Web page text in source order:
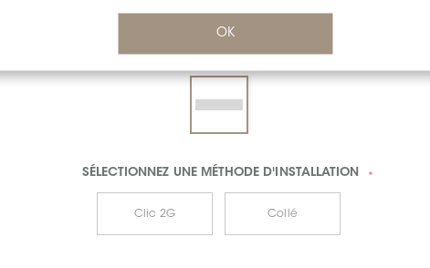
OK
DIMENSION:7" X 48"
SÉLECTIONNEZ UNEMÉTHODE D'INSTALLATION *
Clic 2G Collé